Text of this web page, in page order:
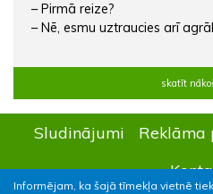
Informējam, ka šajā tīmekļa vietnē
– Pirmā reize?
– Nē, esmu uztraucies arī
skatīt
Sludinājumi Reklāma